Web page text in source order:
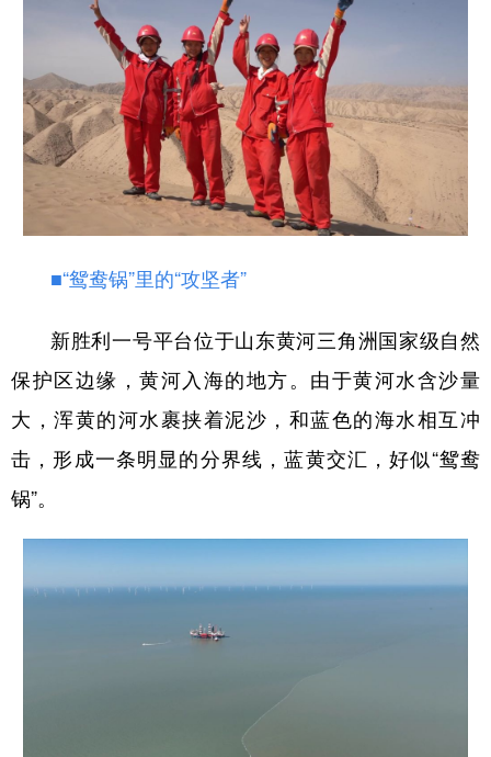
■“鸳鸯锅”里的“攻坚者”
新胜利一号平台位于山东黄河三角洲国家级自然
保护区边缘，黄河入海的地方。由于黄河水含沙量
大，浑黄的河水裹挟着泥沙，和蓝色的海水相互冲
击，形成一条明显的分界线，蓝黄交汇，好似“鸳鸯
锅”。